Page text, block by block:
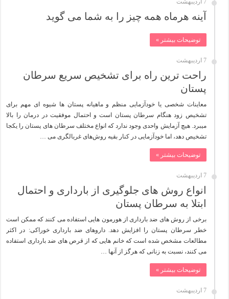
7 اردیبهشت
آینه هرماه همه چیز را به شما می گوید
توضیحات بیشتر »
7 اردیبهشت
راحت ترین راه برای تشخیص سریع سرطان
پستان
معاینات شخصی یا خودآزمایی منظم و ماهیانه پستان ها شیوه ای مهم برای
تشخیص زود هنگام سرطان پستان است و احتمال موفقیت در درمان را بالا
میبرد. هیچ آزمایش واحدی وجود ندارد که انواع مختلف سرطان های پستان را یکجا
تشخیص دهد، اما خودآزمایی در کنار بقیه روش‌های غربالگری می …
توضیحات بیشتر »
7 اردیبهشت
انواع روش های جلوگیری از بارداری و احتمال
ابتلا به سرطان پستان
برخی از روش های ضد بارداری از هورمون هایی استفاده می کنند که ممکن است
خطر سرطان پستان را افزایش دهد. داروهای ضد بارداری خوراکی: در اکثر
مطالعات مشخص شده است که خانم هایی که از قرص های ضد بارداری استفاده
می کنند، نسبت به زنانی که هرگز از آنها …
توضیحات بیشتر »
7 اردیبهشت